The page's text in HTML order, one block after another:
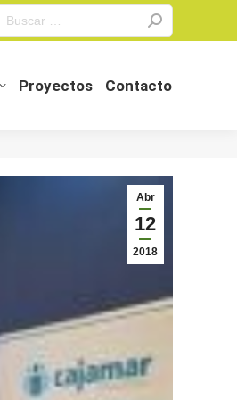
Search:
Proyectos Contacto
Abr
12
2018
Proyectos Contacto